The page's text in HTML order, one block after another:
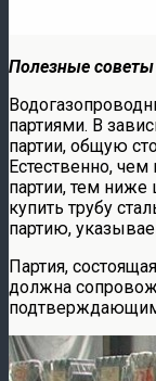
Полезные советы
партиями. В
партии, общую
Естественно,
партии, тем ниже
купить трубу
партию,
Партия,
должна
подтверждающим